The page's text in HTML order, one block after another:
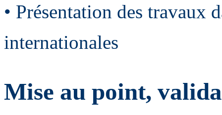
• Présentation des travaux
internationales
Mise au point,